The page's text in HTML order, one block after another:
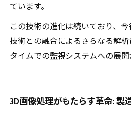
ています。
この技術の進化は続いており、
技術との融合によるさらなる解
タイムでの監視システムへの展開
3D画像処理がもたらす革命: 製